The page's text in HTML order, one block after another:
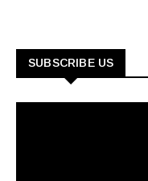
SUBSCRIBE US